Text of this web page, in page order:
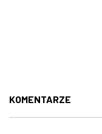
KOMENTARZE